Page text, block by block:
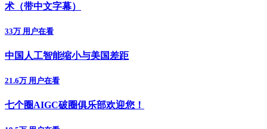
术（带中文字幕）
33万 用户在看
中国人工智能缩小与美国差距
21.6万 用户在看
七个圈AIGC破圈俱乐部欢迎您！